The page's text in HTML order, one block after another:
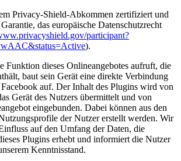
Privacy-Shield-Abkommen zertifiziert und
das europäische Datenschutzrecht
participant?
).
Funktion dieses Onlineangebotes aufruft, die
baut sein Gerät eine direkte Verbindung
auf. Der Inhalt des Plugins wird von
Gerät des Nutzers übermittelt und von
eingebunden. Dabei können aus den
der Nutzer erstellt werden. Wir
auf den Umfang der Daten, die
Plugins erhebt und informiert die Nutzer
Kenntnisstand.